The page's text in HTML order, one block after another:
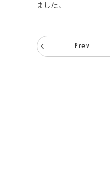
ました。
Prev